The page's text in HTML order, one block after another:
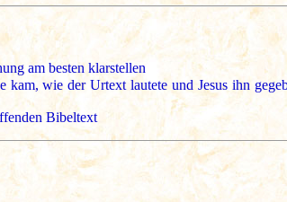
am besten klarstellen
wie der Urtext lautete und Jesus ihn
Bibeltext